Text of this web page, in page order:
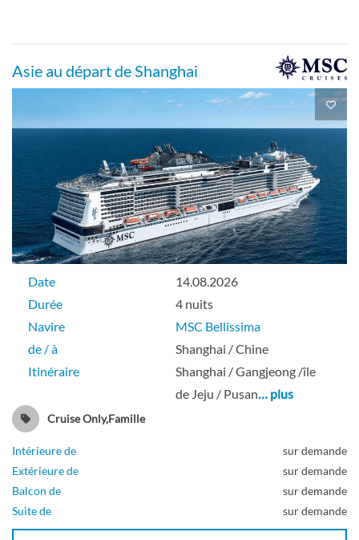
Asie au départ de Shanghai
Date
14.08.2026
Durée
4 nuits
Navire
MSC Bellissima
de / à
Shanghai / Chine
Itinéraire
Shanghai / Gangjeong /île
de Jeju / Pusan… plus
Cruise Only,Famille
Intérieure de
sur demande
Extérieure de
sur demande
Balcon de
sur demande
Suite de
sur demande